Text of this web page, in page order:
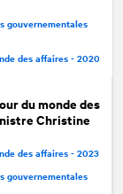
gouvernementales
des affaires - 2020
du monde des
Christine
des affaires - 2023
gouvernementales